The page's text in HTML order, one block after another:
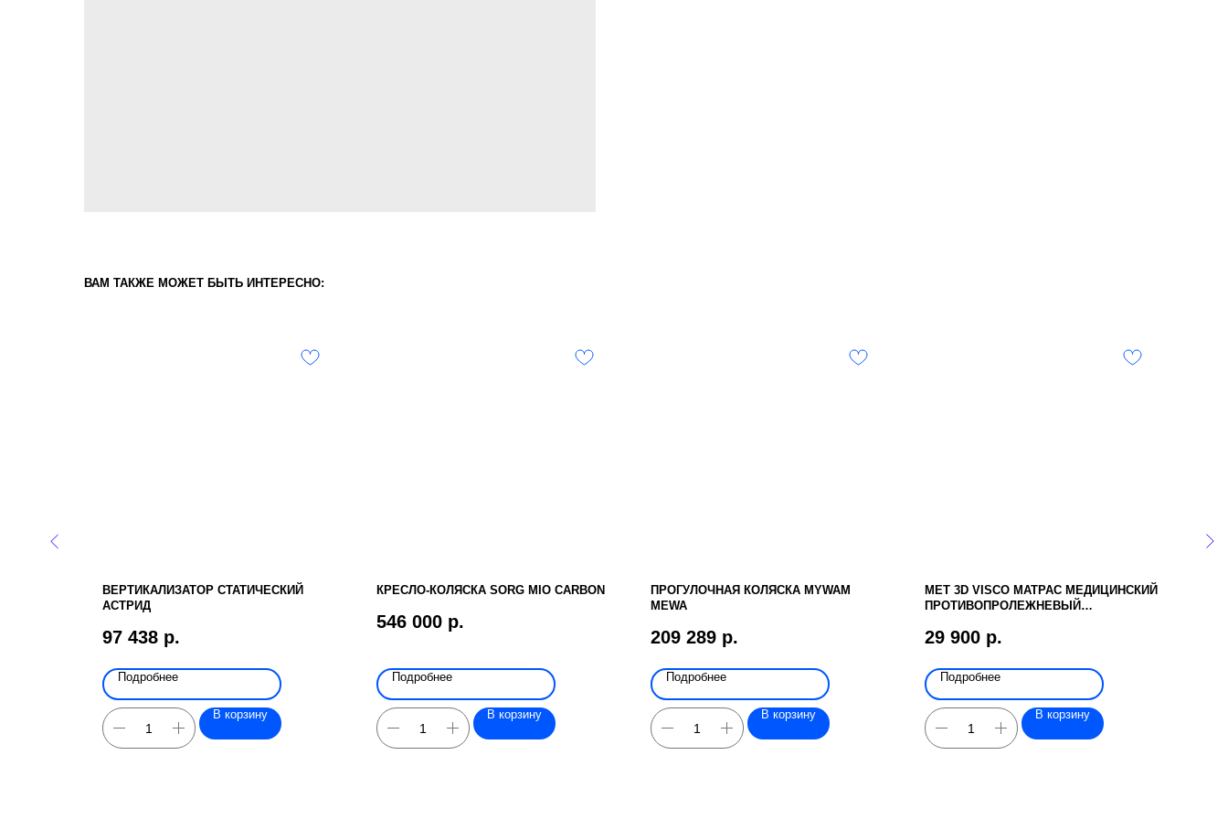
ВАМ ТАКЖЕ МОЖЕТ БЫТЬ ИНТЕРЕСНО:
ВЕРТИКАЛИЗАТОР СТАТИЧЕСКИЙ
АСТРИД
97 438 р.
Подробнее
В корзину
КРЕСЛО-КОЛЯСКА SORG MIO CARBON
546 000 р.
Подробнее
В корзину
ПРОГУЛОЧНАЯ КОЛЯСКА MYWAM
MEWA
209 289 р.
Подробнее
В корзину
MET 3D VISCO МАТРАС МЕДИЦИНСКИЙ
ПРОТИВОПРОЛЕЖНЕВЫЙ
29 900 р.
Подробнее
В корзину